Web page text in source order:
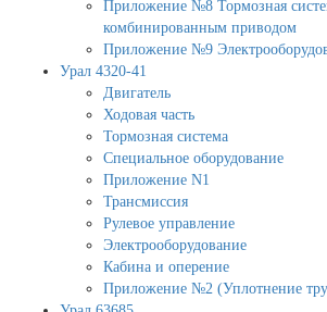
Приложение №8 Тормозная
комбинированным приводом
Приложение №9
Урал 4320-41
Двигатель
Ходовая часть
Тормозная система
Специальное оборудование
Приложение N1
Трансмиссия
Рулевое управление
Электрооборудование
Кабина и оперение
Приложение №2 (Уплотнение